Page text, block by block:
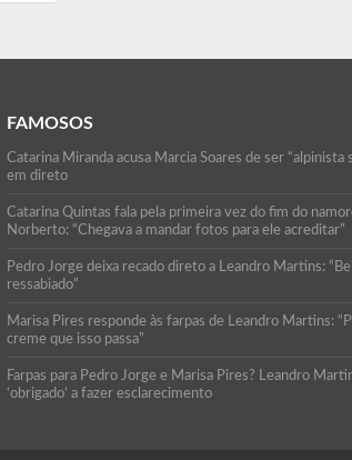
FAMOSOS
Catarina Miranda acusa Marcia Soares de ser “alpinista
em direto
Catarina Quintas fala pela primeira vez do fim do
Norberto: “Chegava a mandar fotos para ele acreditar”
Pedro Jorge deixa recado direto a Leandro Martins:
ressabiado”
Marisa Pires responde às farpas de Leandro Martins:
creme que isso passa”
Farpas para Pedro Jorge e Marisa Pires? Leandro
‘obrigado’ a fazer esclarecimento